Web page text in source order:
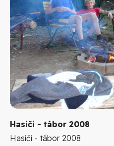
Hasiči - tábor 2008
Hasiči - tábor 2008